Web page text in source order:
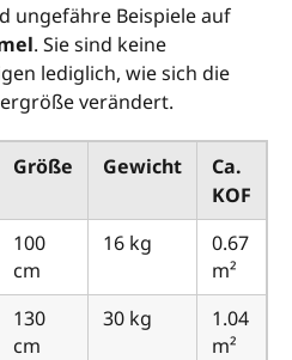
ungefähre Beispiele auf
. Sie sind keine
lediglich, wie sich die
verändert.
Größe Gewicht
Ca.
KOF
100
cm
16 kg
0.67
m²
130
cm
30 kg
1.04
m²